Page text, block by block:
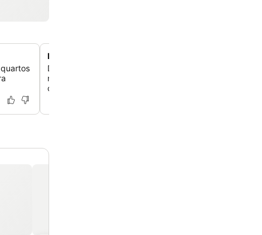
Piscina de raia na cobertura
Desfrute de um mergulho refrescante na piscina de
metros, que oferece um oásis de paz com vistas
cidade e muitas espreguiçadeiras.